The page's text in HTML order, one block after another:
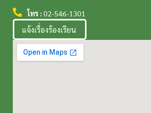
โทร : 02-546-1301
แจ้งเรื่องร้องเรียน